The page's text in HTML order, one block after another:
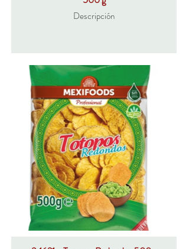
Descripción